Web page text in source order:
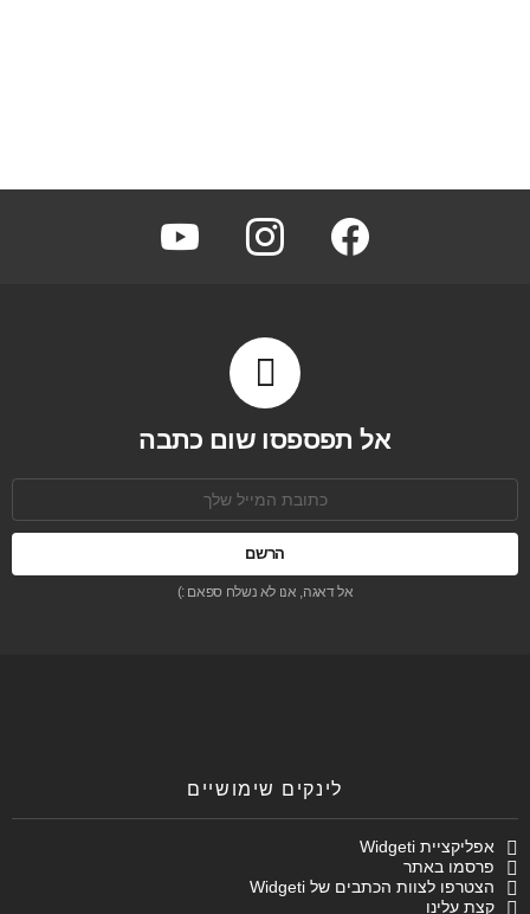
facebook
instagram
אל תפספסו שום כתבה
אל דאגה, אנו לא נשלח ספאם :)
לינקים שימושיים
אפליקציית Widgeti
פרסמו באתר
הצטרפו לצוות הכתבים של Widgeti
קצת עלינו